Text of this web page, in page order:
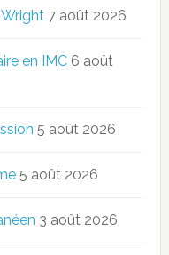
7 août 2026
en IMC 6 août
5 août 2026
5 août 2026
3 août 2026